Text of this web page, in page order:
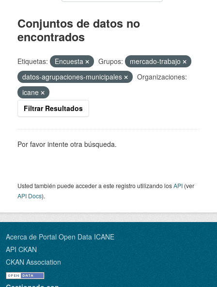
Conjuntos de datos no
encontrados
Etiquetas: Encuesta Grupos:
mercado-trabajo
datos-agrupaciones-municipales
Organizaciones:
icane
Filtrar Resultados
Por favor intente otra búsqueda.
Usted también puede acceder a este registro utilizando losAPI (ver
API Docs).
Acerca de Portal Open Data ICANE
API CKAN
CKAN Association